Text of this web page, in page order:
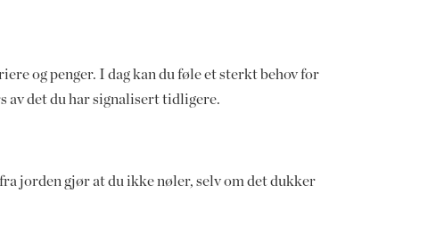
og penger. I dag kan du føle et sterkt behov for
av det du har signalisert tidligere.
jorden gjør at du ikke nøler, selv om det dukker